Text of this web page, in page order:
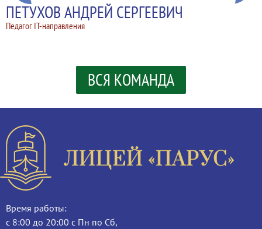
ПЕТУХОВ АНДРЕЙ СЕРГЕЕВИЧ
Педагог IT-направления
ВСЯ КОМАНДА
Время работы:
с 8:00 до 20:00 с Пн по Сб,